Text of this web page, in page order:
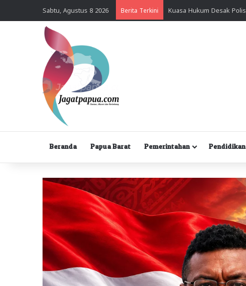
Sabtu, Agustus 8 2026 Berita Terkini
Beranda Papua Barat Pemerintahan Pendidikan